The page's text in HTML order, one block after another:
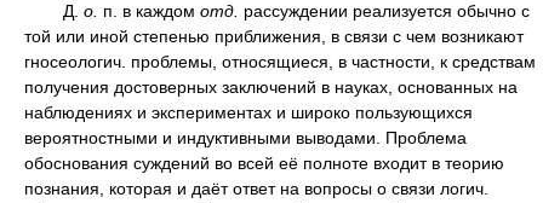
Д. о. п. в каждом отд. рассуждении реализуется обычно с
той или иной степенью приближения, в связи с чем возникают
гносеологич. проблемы, относящиеся, в частности, к средствам
получения достоверных заключений в науках, основанных на
наблюдениях и экспериментах и широко пользующихся
вероятностными и индуктивными выводами. Проблема
обоснования суждений во всей её полноте входит в теорию
познания, которая и даёт ответ на вопросы о связи логич.